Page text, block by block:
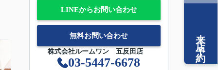
LINEからお問い合わせ
無料お問い合わせ
株式会社ルームワン 五反田店
03-5447-6678
来店予約